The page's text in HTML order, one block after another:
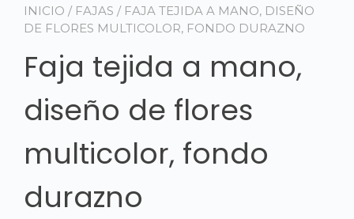
INICIO / FAJAS / FAJA TEJIDA A MANO, DISEÑO
DE FLORES MULTICOLOR, FONDO DURAZNO
Faja tejida a mano,
diseño de flores
multicolor, fondo
durazno